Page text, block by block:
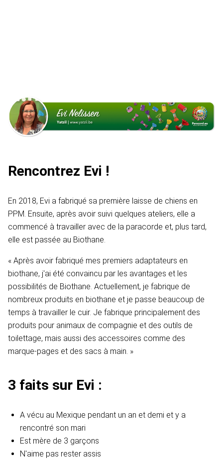
Rencontrez Evi !
En 2018, Evi a fabriqué sa première laisse de chiens en
PPM. Ensuite, après avoir suivi quelques ateliers, elle a
commencé à travailler avec de la paracorde et, plus tard,
elle est passée au Biothane.
« Après avoir fabriqué mes premiers adaptateurs en
biothane, j'ai été convaincu par les avantages et les
possibilités de Biothane. Actuellement, je fabrique de
nombreux produits en biothane et je passe beaucoup de
temps à travailler le cuir. Je fabrique principalement des
produits pour animaux de compagnie et des outils de
toilettage, mais aussi des accessoires comme des
marque-pages et des sacs à main. »
3 faits sur Evi :
A vécu au Mexique pendant un an et demi et y a
rencontré son mari
Est mère de 3 garçons
N'aime pas rester assis